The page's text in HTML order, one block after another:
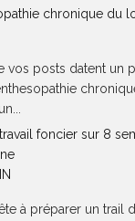
chronique du
vos posts datent un
foncier sur 8
à préparer un trail